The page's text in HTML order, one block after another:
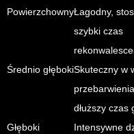
PowierzchownyŁagodny,
szybki czas
Średnio głębokiSkuteczny w
dłuższy czas
Głęboki
Intensywne